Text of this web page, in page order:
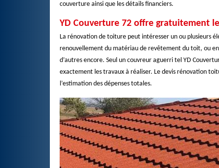
couverture ainsi que les détails financiers.
YD Couverture 72 offre gratuitement
La rénovation de toiture peut intéresser un ou plusieurs
renouvellement du matériau de revêtement du toit, ou
d’autres encore. Seul un couvreur aguerri tel YD
exactement les travaux à réaliser. Le devis rénovation
l’estimation des dépenses totales.